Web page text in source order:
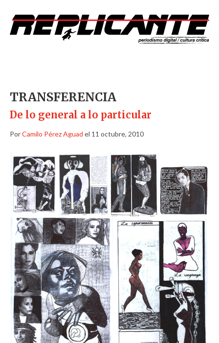
TRANSFERENCIA
De lo general a lo particular
PorCamilo Pérez Aguad el 11 octubre, 2010